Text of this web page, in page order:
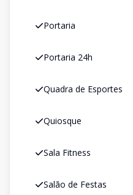
Portaria
Portaria 24h
Quadra de Esportes
Quiosque
Sala Fitness
Salão de Festas